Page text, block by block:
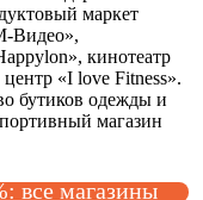
маркет
Видео»,
кинотеатр
«I love Fitness».
бутиков одежды и
магазин
все магазины